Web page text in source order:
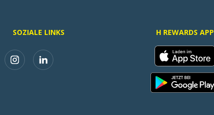
SOZIALE LINKS H REWARDS APP